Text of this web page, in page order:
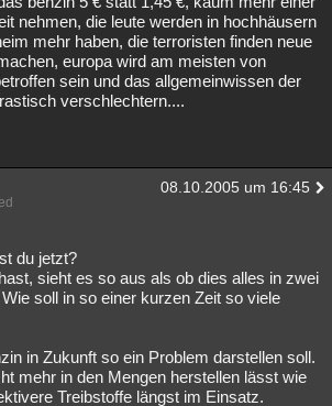
nehmen, die leute werden in hochhäusern
mehr haben, die terroristen finden neue
europa wird am meisten von
sein und das allgemeinwissen der
verschlechtern....
08.10.2005 um 16:45
du jetzt?
sieht es so aus als ob dies alles in zwei
soll in so einer kurzen Zeit so viele
in Zukunft so ein Problem darstellen soll.
mehr in den Mengen herstellen lässt wie
Treibstoffe längst im Einsatz.